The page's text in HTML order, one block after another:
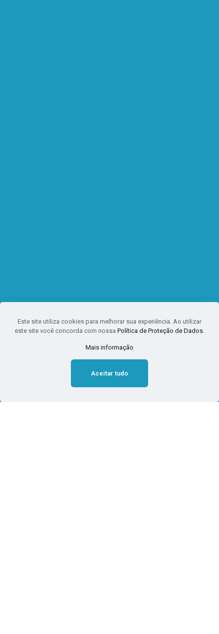
Este site utiliza cookies para melhorar sua experiência. Ao utilizar
este site você concorda com nossa Política de Proteção de Dados.
Mais informação
Aceitar tudo